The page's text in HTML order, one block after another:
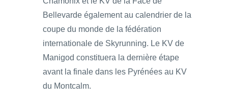
Bellevarde également au calendrier de la
coupe du monde de la fédération
internationale de Skyrunning. Le KV de
Manigod constituera la dernière étape
avant la finale dans les Pyrénées au KV
du Montcalm.